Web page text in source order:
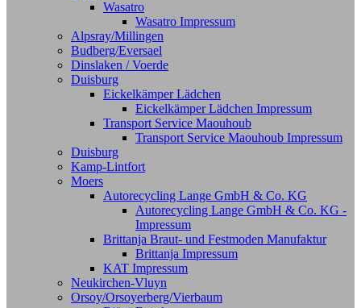
Wasatro
Wasatro Impressum
Alpsray/Millingen
Budberg/Eversael
Dinslaken / Voerde
Duisburg
Eickelkämper Lädchen
Eickelkämper Lädchen Impressum
Transport Service Maouhoub
Transport Service Maouhoub Impressum
Duisburg
Kamp-Lintfort
Moers
Autorecycling Lange GmbH & Co. KG
Autorecycling Lange GmbH & Co. KG -
Impressum
Brittanja Braut- und Festmoden Manufaktur
Brittanja Impressum
KAT Impressum
Neukirchen-Vluyn
Orsoy/Orsoyerberg/Vierbaum